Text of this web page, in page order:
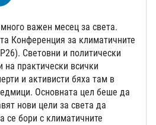
важен месец за света.
Конференция за климатичните
Световни и политически
на практически всички
и активисти бяха там в
Основната цел беше да
нови цели за света да
се бори с климатичните